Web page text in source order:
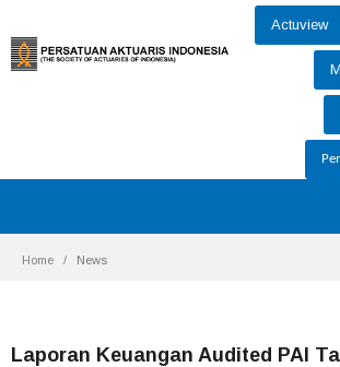
Actuview
Home News
Laporan Keuangan Audited PAI